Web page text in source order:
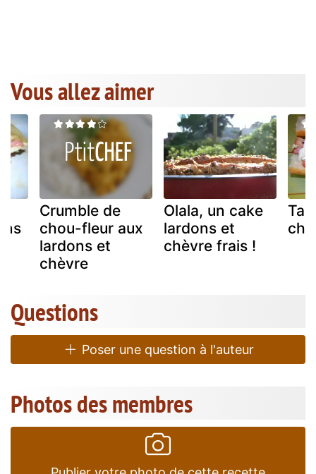
Vous allez aimer
Crumble de
chou-fleur aux
lardons et
chèvre
Olala, un cake
lardons et
chèvre frais !
Questions
Poser une question à l'auteur
Photos des membres